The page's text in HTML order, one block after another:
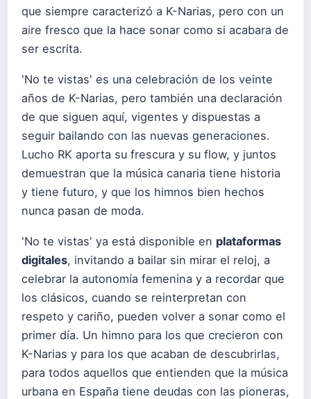
que siempre caracterizó a K-Narias, pero con un
aire fresco que la hace sonar como si acabara de
ser escrita.
'No te vistas' es una celebración de los veinte
años de K-Narias, pero también una declaración
de que siguen aquí, vigentes y dispuestas a
seguir bailando con las nuevas generaciones.
Lucho RK aporta su frescura y su flow, y juntos
demuestran que la música canaria tiene historia
y tiene futuro, y que los himnos bien hechos
nunca pasan de moda.
'No te vistas' ya está disponible en plataformas
digitales, invitando a bailar sin mirar el reloj, a
celebrar la autonomía femenina y a recordar que
los clásicos, cuando se reinterpretan con
respeto y cariño, pueden volver a sonar como el
primer día. Un himno para los que crecieron con
K-Narias y para los que acaban de descubrirlas,
para todos aquellos que entienden que la música
urbana en España tiene deudas con las pioneras,